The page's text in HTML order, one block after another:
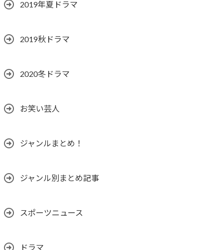
2019年夏ドラマ
2019秋ドラマ
2020冬ドラマ
お笑い芸人
ジャンルまとめ！
ジャンル別まとめ記事
スポーツニュース
ドラマ